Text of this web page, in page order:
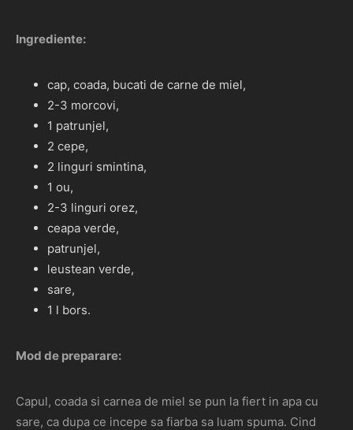
Ingrediente:
cap, coada, bucati de carne de miel,
2-3 morcovi,
1 patrunjel,
2 cepe,
2 linguri smintina,
1 ou,
2-3 linguri orez,
ceapa verde,
patrunjel,
leustean verde,
sare,
1 l bors.
Mod de preparare:
Capul, coada si carnea de miel se pun la fiert in apa cu
sare, ca dupa ce incepe sa fiarba sa luam spuma. Cind